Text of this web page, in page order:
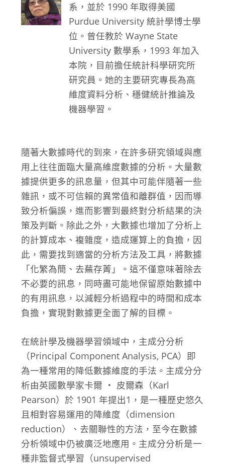
系，並於 1990 年取得美國
Purdue University 統計學博士學
位。曾任教於 Wayne State
University 數學系，1993 年加入
本院，目前擔任統計科學研究所
研究員。她的主要研究專長為高
維度資料分析、穩健統計推論及
機器學習。
隨著大數據時代的到來，在許多研究領域與應
用上往往面臨大量高維度數據的分析。大量數
據提供更多的訊息量，但其中可能伴隨著一些
雜訊，或不可信賴的異常值和離群值，因而導
致分析偏誤，進而影響到最終對分析結果的決
策及判斷。除此之外，大數據也增加了分析上
的計算成本、複雜度，造成運算上的負擔，因
此，需要找到適當的分析方法及工具，將數據
「化繁為簡、去蕪存菁」。這不僅意味著除去
不必要的訊息，同時盡可能地保留原始數據中
的有用訊息，以減輕分析過程中的時間和成本
負擔，實現對數據更全面了解的目標。
在統計學及機器學習領域中，主成分分析
（Principal Component Analysis, PCA）即
為一種常用的降低數據維度的手法。主成分分
析由英國數學家卡爾 ‧ 皮爾森（Karl
Pearson）於 1901 年提出1 ，是一種歷史悠久
且相對容易運用的降維度（dimension
reduction）、去關聯性的方法，至今在數據
分析領域中仍被廣泛地應用。主成分分析是一
種非監督式學習（unsupervised